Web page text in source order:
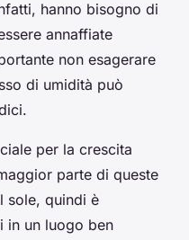
hanno bisogno di
annaffiate
non esagerare
di umidità può
per la crescita
parte di queste
sole, quindi è
in un luogo ben